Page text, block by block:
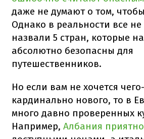
даже не думают о том,
Однако в реальности все не
назвали 5 стран, которые
абсолютно безопасны для
путешественников.
Но если вам не хочется
кардинально нового, то в
много давно проверенных
Например, Албания